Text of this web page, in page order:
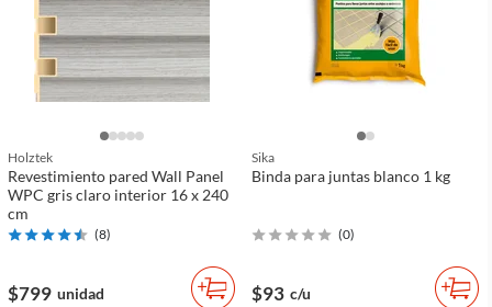
Holztek
Revestimiento pared Wall Panel
WPC gris claro interior 16 x 240
cm
(8)
$799 unidad
Sika
Binda para juntas blanco 1 kg
(0)
$93 c/u